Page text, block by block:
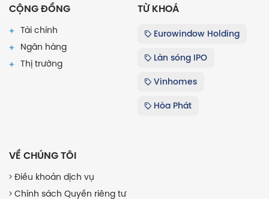
CỘNG ĐỒNG
Tài chính
Ngân hàng
Thị trường
TỪ KHOÁ
Eurowindow Holding
Làn sóng IPO
Vinhomes
Hòa Phát
VỀ CHÚNG TÔI
Điều khoản dịch vụ
Chính sách Quyền riêng tư